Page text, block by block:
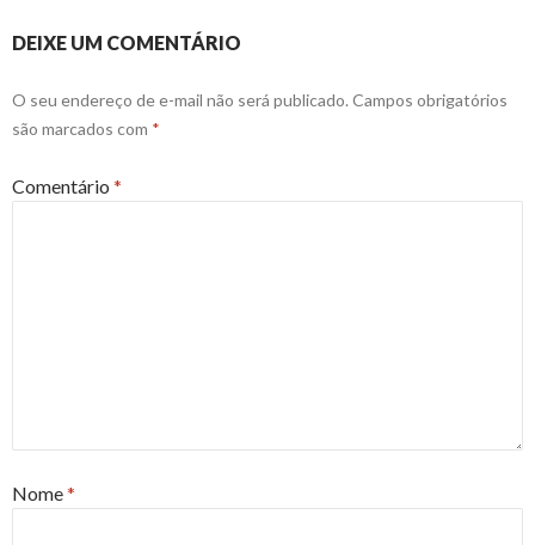
DEIXE UM COMENTÁRIO
O seu endereço de e-mail não será publicado. Campos obrigatórios
são marcados com *
Comentário *
Nome*